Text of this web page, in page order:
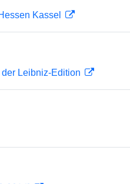
Kassel
Leibniz-Edition